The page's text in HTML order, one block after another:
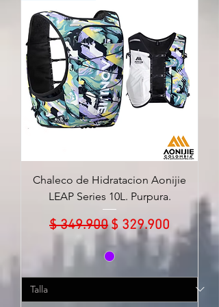
Chaleco de Hidratacion Aonijie
LEAP Series 10L. Purpura.
Precio
$ 349.900Precio de oferta
$ 329.900